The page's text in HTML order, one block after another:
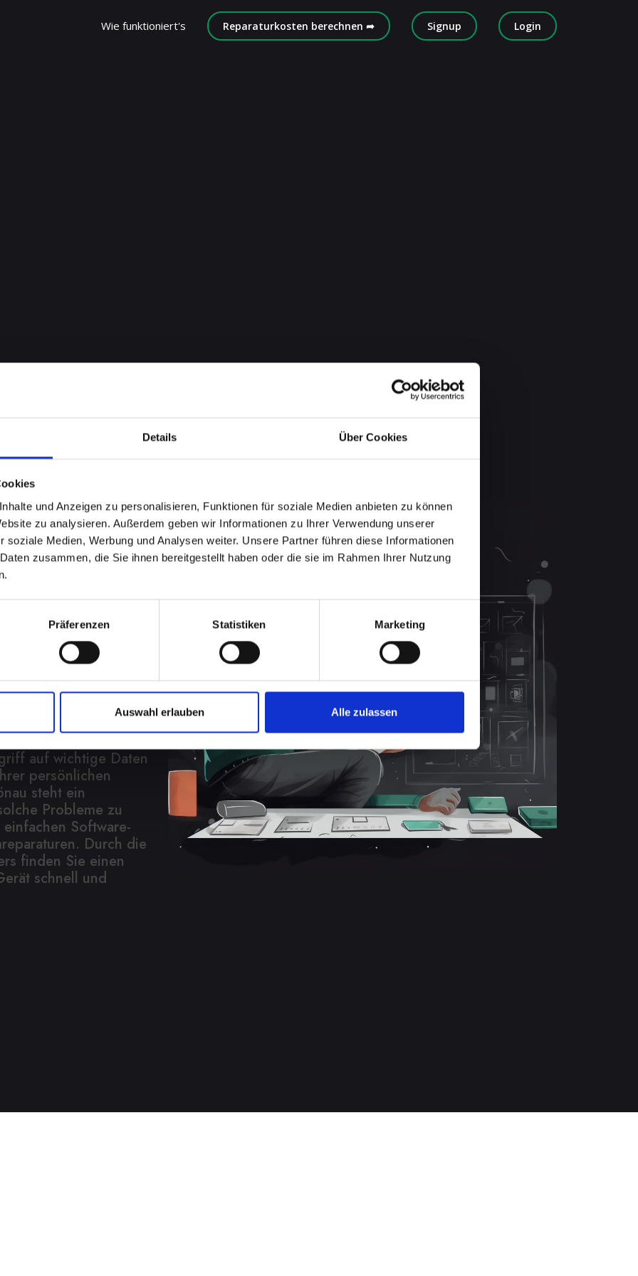
Details Über Cookies
und Anzeigen zu personalisieren, Funktionen für soziale Medien anbieten zu können
zu analysieren. Außerdem geben wir Informationen zu Ihrer Verwendung unserer
soziale Medien, Werbung und Analysen weiter. Unsere Partner führen diese Informationen
zusammen, die Sie ihnen bereitgestellt haben oder die sie im Rahmen Ihrer Nutzung
Präferenzen Statistiken Marketing
Auswahl erlauben Alle zulassen
Wie funktioniert's Reparaturkosten berechnen ➦ Signup Login
auf
in
von Formen
bis hin zu
Diese können Ihre
auf wichtige Daten
persönlichen
steht ein
Probleme zu
Software-
Durch die
finden Sie einen
schnell und